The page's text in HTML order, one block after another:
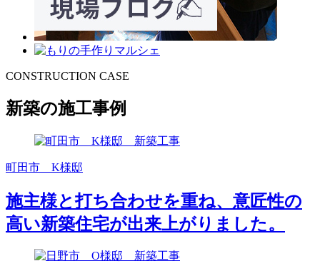
CONSTRUCTION CASE
新築の施工事例
町田市 K様邸
施主様と打ち合わせを重ね、意匠性の
高い新築住宅が出来上がりました。